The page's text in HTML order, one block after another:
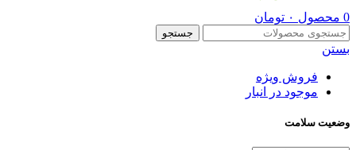
0 محصول ۰ تومان
جستجو
بستن
فروش ویژه
موجود در انبار
وضعیت سلامت